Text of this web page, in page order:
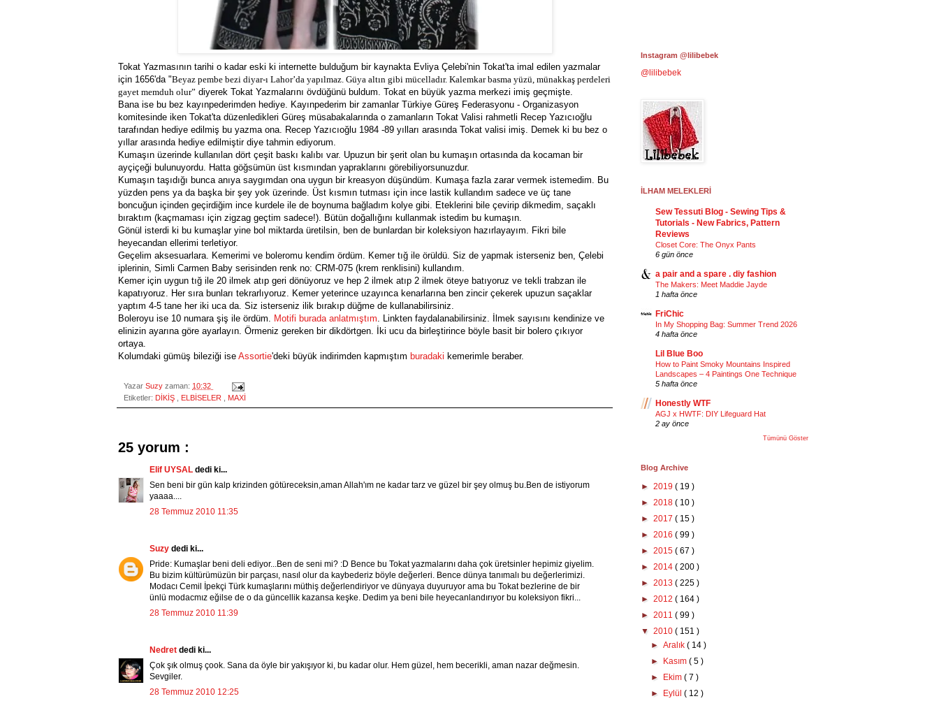
Tokat Yazmasının tarihi o kadar eski ki internette bulduğum bir kaynakta Evliya Çelebi'nin Tokat'ta imal edilen yazmalar
için 1656'da "Beyaz pembe bezi diyar-ı Lahor’da yapılmaz. Güya altın gibi mücelladır. Kalemkar basma yüzü, münakkaş perdeleri
gayet memduh olur” diyerek Tokat Yazmalarını övdüğünü buldum. Tokat en büyük yazma merkezi imiş geçmişte.
Bana ise bu bez kayınpederimden hediye. Kayınpederim bir zamanlar Türkiye Güreş Federasyonu - Organizasyon
komitesinde iken Tokat'ta düzenledikleri Güreş müsabakalarında o zamanların Tokat Valisi rahmetli Recep Yazıcıoğlu
tarafından hediye edilmiş bu yazma ona. Recep Yazıcıoğlu 1984 -89 yılları arasında Tokat valisi imiş. Demek ki bu bez o
yıllar arasında hediye edilmiştir diye tahmin ediyorum.
Kumaşın üzerinde kullanılan dört çeşit baskı kalıbı var. Upuzun bir şerit olan bu kumaşın ortasında da kocaman bir
ayçiçeği bulunuyordu. Hatta göğsümün üst kısmından yapraklarını görebiliyorsunuzdur.
Kumaşın taşıdığı bunca anıya saygımdan ona uygun bir kreasyon düşündüm. Kumaşa fazla zarar vermek istemedim. Bu
yüzden pens ya da başka bir şey yok üzerinde. Üst kısmın tutması için ince lastik kullandım sadece ve üç tane
boncuğun içinden geçirdiğim ince kurdele ile de boynuma bağladım kolye gibi. Eteklerini bile çevirip dikmedim, saçaklı
bıraktım (kaçmaması için zigzag geçtim sadece!). Bütün doğallığını kullanmak istedim bu kumaşın.
Gönül isterdi ki bu kumaşlar yine bol miktarda üretilsin, ben de bunlardan bir koleksiyon hazırlayayım. Fikri bile
heyecandan ellerimi terletiyor.
Geçelim aksesuarlara. Kemerimi ve boleromu kendim ördüm. Kemer tığ ile örüldü. Siz de yapmak isterseniz ben, Çelebi
iplerinin, Simli Carmen Baby serisinden renk no: CRM-075 (krem renklisini) kullandım.
Kemer için uygun tığ ile 20 ilmek atıp geri dönüyoruz ve hep 2 ilmek atıp 2 ilmek öteye batıyoruz ve tekli trabzan ile
kapatıyoruz. Her sıra bunları tekrarlıyoruz. Kemer yeterince uzayınca kenarlarına ben zincir çekerek upuzun saçaklar
yaptım 4-5 tane her iki uca da. Siz isterseniz ilik bırakıp düğme de kullanabilirsiniz.
Boleroyu ise 10 numara şiş ile ördüm. Motifi burada anlatmıştım. Linkten faydalanabilirsiniz. İlmek sayısını kendinize ve
elinizin ayarına göre ayarlayın. Örmeniz gereken bir dikdörtgen. İki ucu da birleştirince böyle basit bir bolero çıkıyor
ortaya.
Kolumdaki gümüş bileziği ise Assortie'deki büyük indirimden kapmıştım buradaki kemerimle beraber.
Yazar Suzy zaman: 10:32
Etiketler: DİKİŞ ELBİSELER MAXİ
25 yorum :
Elif UYSAL dedi ki...
Sen beni bir gün kalp krizinden götüreceksin,aman Allah'ım ne kadar tarz ve güzel bir şey olmuş bu.Ben de istiyorum
yaaaa....
28 Temmuz 2010 11:35
Suzy dedi ki...
Pride: Kumaşlar beni deli ediyor...Ben de seni mi? :D Bence bu Tokat yazmalarını daha çok üretsinler hepimiz giyelim.
Bu bizim kültürümüzün bir parçası, nasıl olur da kaybederiz böyle değerleri. Bence dünya tanımalı bu değerlerimizi.
Modacı Cemil İpekçi Türk kumaşlarını müthiş değerlendiriyor ve dünyaya duyuruyor ama bu Tokat bezlerine de bir
ünlü modacmız eğilse de o da güncellik kazansa keşke. Dedim ya beni bile heyecanlandırıyor bu koleksiyon fikri...
28 Temmuz 2010 11:39
Nedret dedi ki...
Çok şık olmuş çook. Sana da öyle bir yakışıyor ki, bu kadar olur. Hem güzel, hem becerikli, aman nazar değmesin.
Sevgiler.
28 Temmuz 2010 12:25
Instagram @lilibebek
@lilibebek
İLHAM MELEKLERİ
Sew Tessuti Blog - Sewing Tips &
Tutorials - New Fabrics, Pattern
Reviews
Closet Core: The Onyx Pants
6 gün önce
a pair and a spare . diy fashion
The Makers: Meet Maddie Jayde
1 hafta önce
FriChic
In My Shopping Bag: Summer Trend 2026
4 hafta önce
Lil Blue Boo
How to Paint Smoky Mountains Inspired
Landscapes – 4 Paintings One Technique
5 hafta önce
Honestly WTF
AGJ x HWTF: DIY Lifeguard Hat
2 ay önce
Tümünü Göster
Blog Archive
► 2019 ( 19 )
► 2018 ( 10 )
► 2017 ( 15 )
► 2016 ( 99 )
► 2015 ( 67 )
► 2014 ( 200 )
► 2013 ( 225 )
► 2012 ( 164 )
► 2011 ( 99 )
▼ 2010 ( 151 )
►Aralık( 14 )
►
Kasım( 5 )
►
Ekim( 7 )
►
Eylül( 12 )